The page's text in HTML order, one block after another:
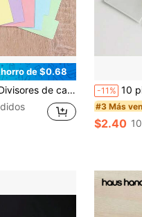
de $0.68
adecuados para cuadernos de hojas sueltas de 6 orificios, diarios de viaje, planificadores personales -11% 10 piezas de hojas de recambio
#3 Más
$2.40